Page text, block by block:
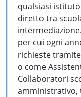
qualsiasi
diretto tra
per cui ogni
richieste
o come
Collaboratori
amministrativo,